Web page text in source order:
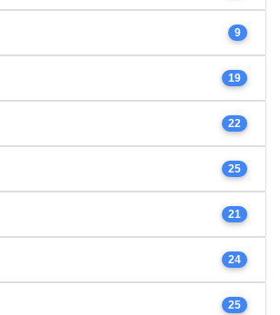
9
19
22
25
21
24
25